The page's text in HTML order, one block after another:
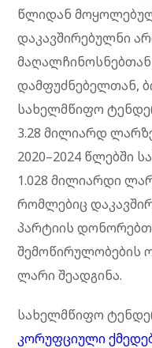
წლიდან
დაკავშირებულნი
დამფუძნებელთან,
სახელმწიფო
3.28 მილიარდ
2020–2024 წლებში
1.028 მილიარდი
რომლებიც
პარტიის
შემოწირულობების
ლარი შეადგინა.
სახელმწიფო
კორუფციული